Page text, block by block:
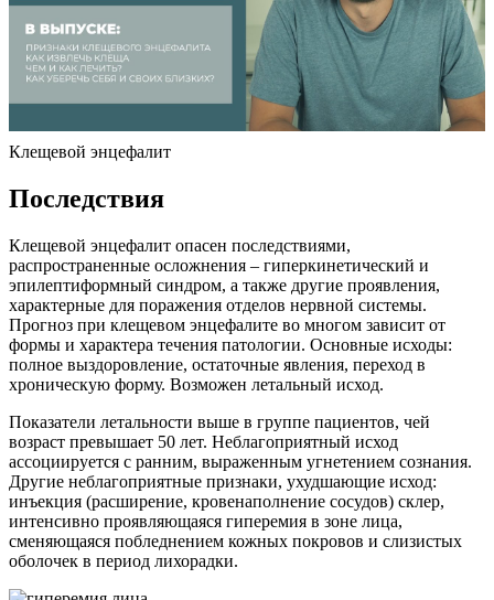
Клещевой энцефалит
Последствия
Клещевой энцефалит опасен последствиями,
распространенные осложнения – гиперкинетический и
эпилептиформный синдром, а также другие проявления,
характерные для поражения отделов нервной системы.
Прогноз при клещевом энцефалите во многом зависит от
формы и характера течения патологии. Основные исходы:
полное выздоровление, остаточные явления, переход в
хроническую форму. Возможен летальный исход.
Показатели летальности выше в группе пациентов, чей
возраст превышает 50 лет. Неблагоприятный исход
ассоциируется с ранним, выраженным угнетением сознания.
Другие неблагоприятные признаки, ухудшающие исход:
инъекция (расширение, кровенаполнение сосудов) склер,
интенсивно проявляющаяся гиперемия в зоне лица,
сменяющаяся побледнением кожных покровов и слизистых
оболочек в период лихорадки.